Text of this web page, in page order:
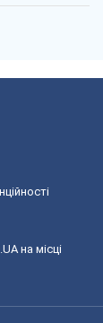
на місці